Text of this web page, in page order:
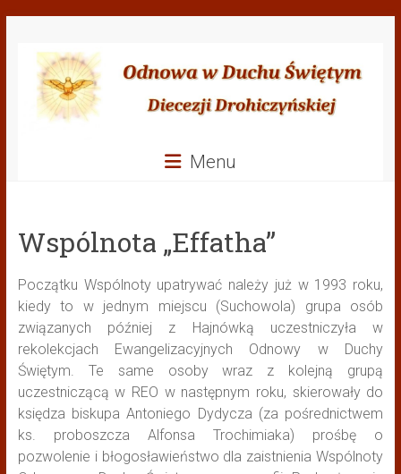
treściOdnowa
w
Duchu
Menu
Wspólnota „Effatha”
Początku Wspólnoty upatrywać należy już w 1993 roku,
kiedy to w jednym miejscu (Suchowola) grupa osób
związanych później z Hajnówką uczestniczyła w
rekolekcjach Ewangelizacyjnych Odnowy w Duchy
Świętym. Te same osoby wraz z kolejną grupą
uczestniczącą w REO w następnym roku, skierowały do
księdza biskupa Antoniego Dydycza (za pośrednictwem
ks. proboszcza Alfonsa Trochimiaka) prośbę o
pozwolenie i błogosławieństwo dla zaistnienia Wspólnoty